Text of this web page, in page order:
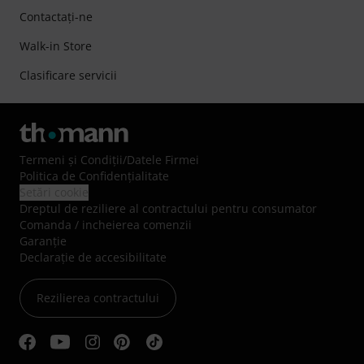
Contactaţi-ne
Walk-in Store
Clasificare servicii
Termeni şi Condiţii/Datele Firmei
Politica de Confidenţialitate
Dreptul de reziliere al contractului pentru consumator
Comanda / incheierea comenzii
Garanție
Declarație de accesibilitate
Rezilierea contractului